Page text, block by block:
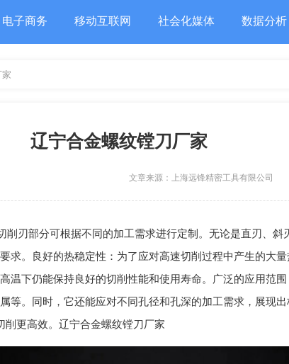
电子商务 移动互联网 社会化媒体 数据分析
辽宁合金螺纹镗刀厂家
文章来源： 上海远锋精密工具有限公司
削刃部分可根据不同的加工需求进行定制。无论是直刃、斜
求。良好的热稳定性：为了应对高速切削过程中产生的大
温下仍能保持良好的切削性能和使用寿命。广泛的应用范
等。同时，它还能应对不同孔径和孔深的加工需求，展现
更高效。辽宁合金螺纹镗刀厂家